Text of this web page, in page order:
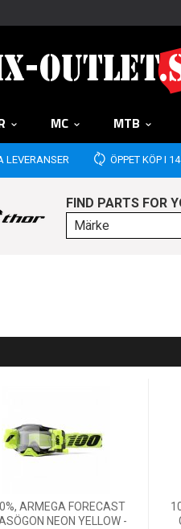
MC MTB
ÖPPET KÖP I
FIND PARTS FOR
ARMEGA FORECAST
NEON YELLOW -